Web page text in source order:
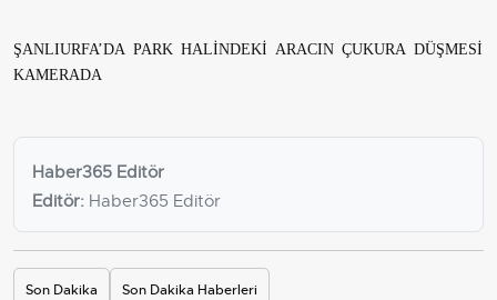
ŞANLIURFA’DA PARK HALİNDEKİ ARACIN ÇUKURA DÜŞMESİ
KAMERADA
Haber365 Editör
Editör: Haber365 Editör
Son Dakika Son Dakika Haberleri